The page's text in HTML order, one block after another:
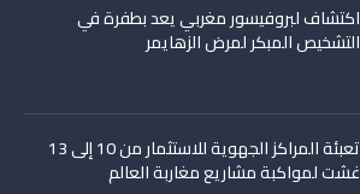
اكتشاف لبروفيسور مغربي يعد بطفرة في
التشخيص المبكر لمرض الزهايمر
تعبئة المراكز الجهوية للاستثمار من 10 إلى 13
غشت لمواكبة مشاريع مغاربة العالم